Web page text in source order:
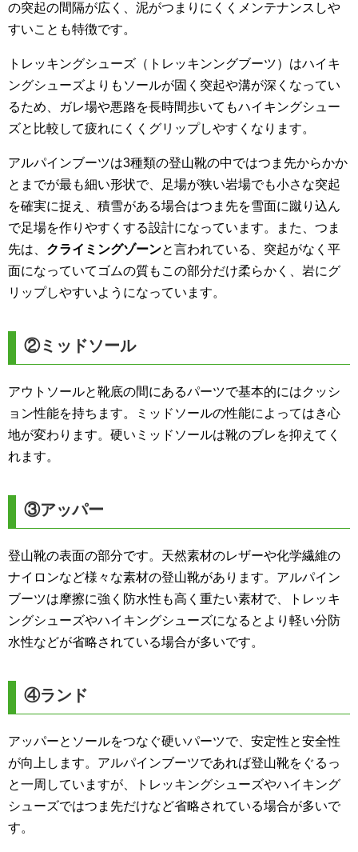
の突起の間隔が広く、泥がつまりにくくメンテナンスしや
すいことも特徴です。
トレッキングシューズ（トレッキンングブーツ）はハイキ
ングシューズよりもソールが固く突起や溝が深くなってい
るため、ガレ場や悪路を長時間歩いてもハイキングシュー
ズと比較して疲れにくくグリップしやすくなります。
アルパインブーツは3種類の登山靴の中ではつま先からかか
とまでが最も細い形状で、足場が狭い岩場でも小さな突起
を確実に捉え、積雪がある場合はつま先を雪面に蹴り込ん
で足場を作りやすくする設計になっています。また、つま
先は、 クライミングゾーンと言われている、突起がなく平
面になっていてゴムの質もこの部分だけ柔らかく、岩にグ
リップしやすいようになっています。
②ミッドソール
アウトソールと靴底の間にあるパーツで基本的にはクッシ
ョン性能を持ちます。ミッドソールの性能によってはき心
地が変わります。硬いミッドソールは靴のブレを抑えてく
れます。
③アッパー
登山靴の表面の部分です。天然素材のレザーや化学繊維の
ナイロンなど様々な素材の登山靴があります。アルパイン
ブーツは摩擦に強く防水性も高く重たい素材で、トレッキ
ングシューズやハイキングシューズになるとより軽い分防
水性などが省略されている場合が多いです。
④ランド
アッパーとソールをつなぐ硬いパーツで、安定性と安全性
が向上します。アルパインブーツであれば登山靴をぐるっ
と一周していますが、トレッキングシューズやハイキング
シューズではつま先だけなど省略されている場合が多いで
す。